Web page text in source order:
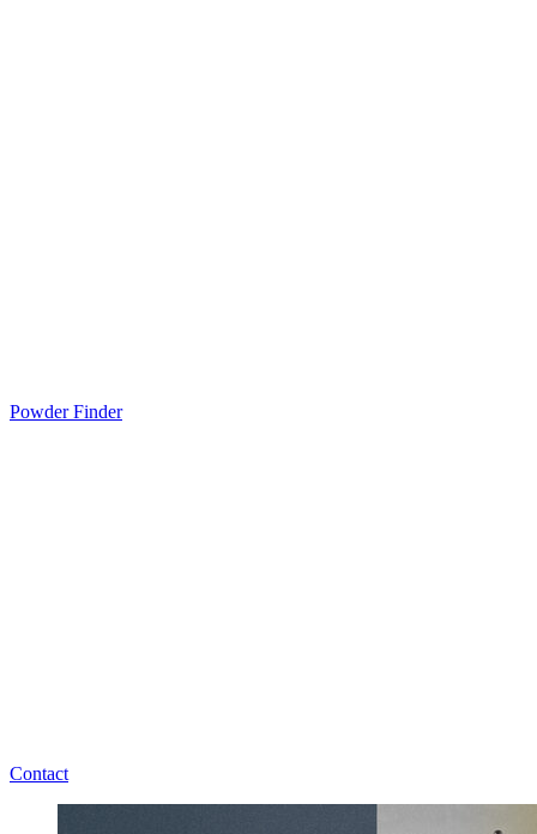
Powder Finder
Contact